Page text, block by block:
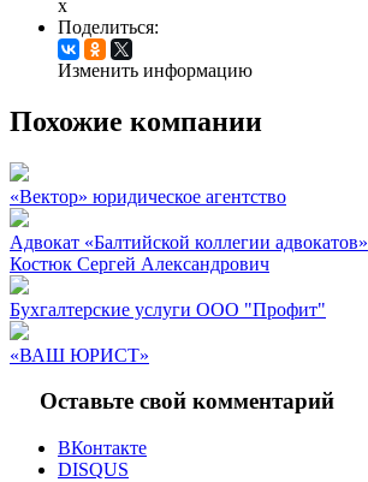
x
Поделиться:
Изменить информацию
Похожие компании
«Вектор» юридическое агентство
Адвокат «Балтийской коллегии адвокатов»
Костюк Сергей Александрович
Бухгалтерские услуги ООО "Профит"
«ВАШ ЮРИСТ»
Оставьте свой комментарий
ВКонтакте
DISQUS